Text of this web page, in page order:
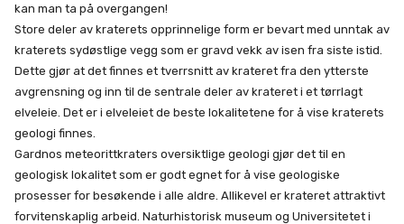
kan man ta på overgangen!
Store deler av kraterets opprinnelige form er bevart med unntak av
kraterets sydøstlige vegg som er gravd vekk av isen fra siste istid.
Dette gjør at det finnes et tverrsnitt av krateret fra den ytterste
avgrensning og inn til de sentrale deler av krateret i et tørrlagt
elveleie. Det er i elveleiet de beste lokalitetene for å vise kraterets
geologi finnes.
Gardnos meteorittkraters oversiktlige geologi gjør det til en
geologisk lokalitet som er godt egnet for å vise geologiske
prosesser for besøkende i alle aldre. Allikevel er krateret attraktivt
forvitenskaplig arbeid. Naturhistorisk museum og Universitetet i